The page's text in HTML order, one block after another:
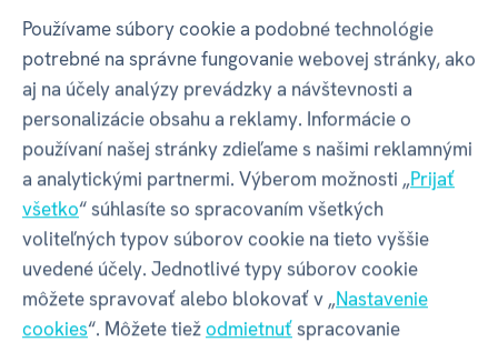
5 mm
Výška balenia 150 mm
Váha balenia 26 g
GPSR - Výrobca
Používame súbory cookie a podobné technológie
potrebné na správne fungovanie webovej stránky, ako
aj na účely analýzy prevádzky a návštevnosti a
personalizácie obsahu a reklamy. Informácie o
používaní našej stránky zdieľame s našimi reklamnými
a analytickými partnermi. Výberom možnosti „Prijať
všetko“ súhlasíte so spracovaním všetkých
voliteľných typov súborov cookie na tieto vyššie
uvedené účely. Jednotlivé typy súborov cookie
môžete spravovať alebo blokovať v „Nastavenie
cookies“. Môžete tiežodmietnuťspracovanie